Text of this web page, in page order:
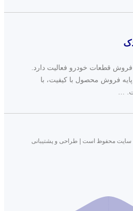
قطعات خودرو فعالیت دارد.
فروش محصول با کیفیت، با
…
وب سایت محفوظ است | طراحی و پشتیبانی